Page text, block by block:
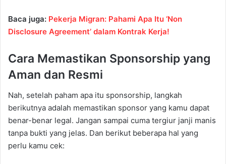
Baca juga: Pekerja Migran: Pahami Apa Itu ‘Non
Disclosure Agreement’ dalam Kontrak Kerja!
Cara Memastikan Sponsorship yang
Aman dan Resmi
Nah, setelah paham apa itu sponsorship, langkah
berikutnya adalah memastikan sponsor yang kamu dapat
benar-benar legal. Jangan sampai cuma tergiur janji manis
tanpa bukti yang jelas. Dan berikut beberapa hal yang
perlu kamu cek: